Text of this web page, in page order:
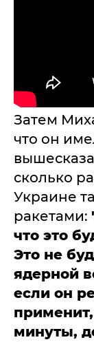
Затем
что он
сколько
Украине
ракетами:
что это
Это не
ядерной
если он
минуты,